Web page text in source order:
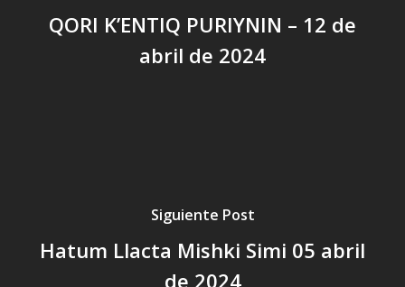
QORI K’ENTIQ PURIYNIN – 12 de
abril de 2024
Siguiente Post
Hatum Llacta Mishki Simi 05 abril
de 2024